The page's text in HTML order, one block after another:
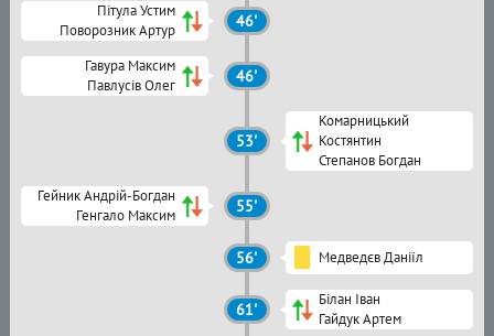
Пітула Устим
Поворозник Артур
46'
Гавура Максим
Павлусів Олег
46'
53'
Комарницький
Костянтин
Степанов Богдан
Гейник Андрій-Богдан
Генгало Максим
55'
56' Медведєв Даніїл
61'
Білан Іван
Гайдук Артем